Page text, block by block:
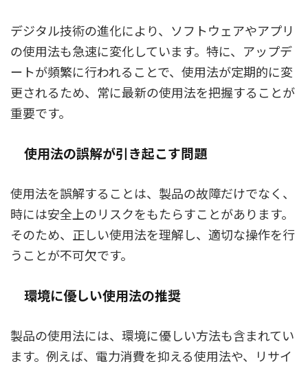
デジタル技術の進化により、ソフトウェアやアプリ
の使用法も急速に変化しています。特に、アップデ
ートが頻繁に行われることで、使用法が定期的に変
更されるため、常に最新の使用法を把握することが
重要です。
使用法の誤解が引き起こす問題
使用法を誤解することは、製品の故障だけでなく、
時には安全上のリスクをもたらすことがあります。
そのため、正しい使用法を理解し、適切な操作を行
うことが不可欠です。
環境に優しい使用法の推奨
製品の使用法には、環境に優しい方法も含まれてい
ます。例えば、電力消費を抑える使用法や、リサイ